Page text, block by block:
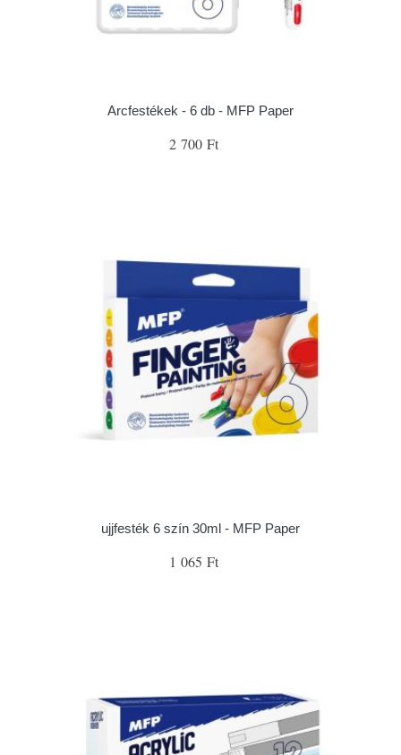
Arcfestékek - 6 db - MFP Paper
2 700 Ft
ujjfesték 6 szín 30ml - MFP Paper
1 065 Ft